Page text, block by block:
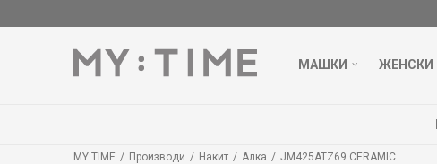
МАШКИ ЖЕНСКИ
MY:TIME Производи Накит Алка JM425ATZ69 CERAMIC